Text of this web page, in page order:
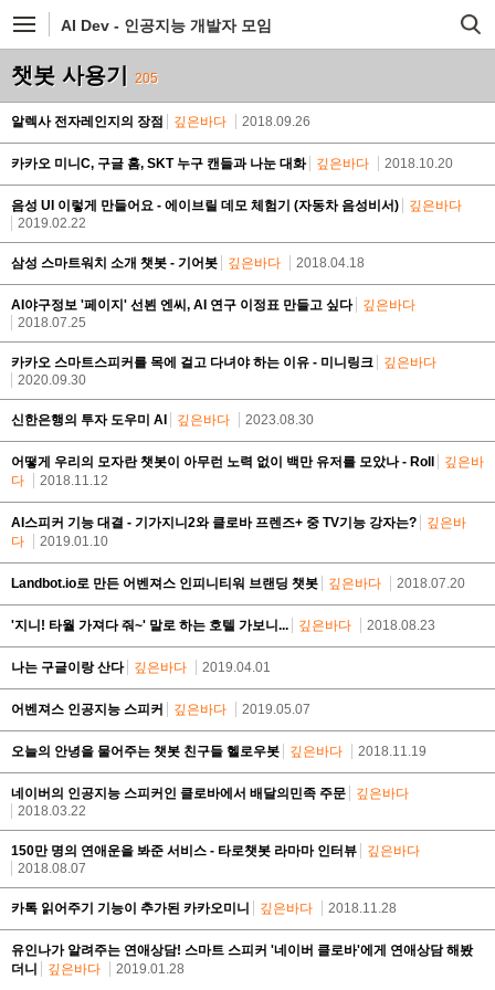
AI Dev - 인공지능 개발자 모임
챗봇 사용기 205
알렉사 전자레인지의 장점 깊은바다 2018.09.26
카카오 미니C, 구글 홈, SKT 누구 캔들과 나눈 대화 깊은바다 2018.10.20
음성 UI 이렇게 만들어요 - 에이브릴 데모 체험기 (자동차 음성비서)
깊은바다
2019.02.22
삼성 스마트워치 소개 챗봇 - 기어봇 깊은바다 2018.04.18
AI야구정보 '페이지' 선뵌 엔씨, AI 연구 이정표 만들고 싶다
깊은바다
2018.07.25
카카오 스마트스피커를 목에 걸고 다녀야 하는 이유 - 미니링크
깊은바다
2020.09.30
신한은행의 투자 도우미 AI 깊은바다 2023.08.30
어떻게 우리의 모자란 챗봇이 아무런 노력 없이 백만 유저를 모았나 - Roll
깊은바
다
2018.11.12
AI스피커 기능 대결 - 기가지니2와 클로바 프렌즈+ 중 TV기능 강자는?
깊은바
다
2019.01.10
Landbot.io로 만든 어벤져스 인피니티워 브랜딩 챗봇 깊은바다 2018.07.20
'지니! 타월 가져다 줘~' 말로 하는 호텔 가보니... 깊은바다 2018.08.23
나는 구글이랑 산다 깊은바다 2019.04.01
어벤져스 인공지능 스피커 깊은바다 2019.05.07
오늘의 안녕을 물어주는 챗봇 친구들 헬로우봇 깊은바다 2018.11.19
네이버의 인공지능 스피커인 클로바에서 배달의민족 주문
깊은바다
2018.03.22
150만 명의 연애운을 봐준 서비스 - 타로챗봇 라마마 인터뷰
깊은바다
2018.08.07
카톡 읽어주기 기능이 추가된 카카오미니 깊은바다 2018.11.28
유인나가 알려주는 연애상담! 스마트 스피커 '네이버 클로바'에게 연애상담 해봤
더니
깊은바다 2019.01.28